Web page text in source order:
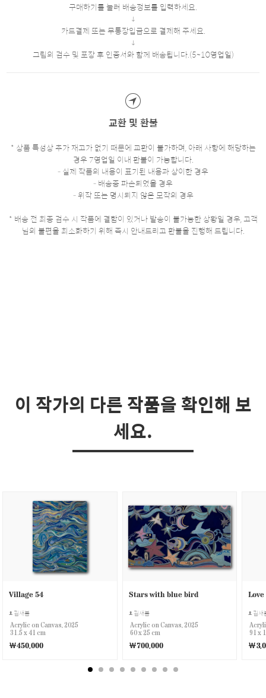
구매하기를 눌러 배송정보를 입력하세요.
카드결제 또는 무통장입금으로 결제해 주세요.
그림의 검수 및 포장 후 인증서와 함께 배송됩니다.(5~10영업일)
교환 및 환불
* 상품 특성상 추가 재고가 없기 때문에 교환이 불가하며, 아래 사항에 해당하는
경우 7영업일 이내 환불이 가능합니다.
- 실제 작품의 내용이 표기된 내용과 상이한 경우
- 배송중 파손되었을 경우
- 위작 또는 명시되지 않은 모작의 경우
* 배송 전 최종 검수 시 작품에 결함이 있거나 발송이 불가능한 상황일 경우, 고객
님의 불편을 최소화하기 위해 즉시 안내드리고 환불을 진행해 드립니다.
이 작가의 다른 작품을 확인해 보
세요.
Village 54
김새봄
Acrylic on Canvas, 2025
31.5 x 41 cm
￦450,000
Stars with blue bird
김새봄
Acrylic on Canvas, 2025
60 x 25 cm
￦700,000
김새
91 x
￦